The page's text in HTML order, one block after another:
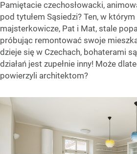
Pamiętacie czechosłowacki,
pod tytułem Sąsiedzi? Ten, w
majsterkowicze, Pat i Mat, stale
próbując remontować swoje
dzieje się w Czechach, bohaterami
działań jest zupełnie inny! Może
powierzyli architektom?